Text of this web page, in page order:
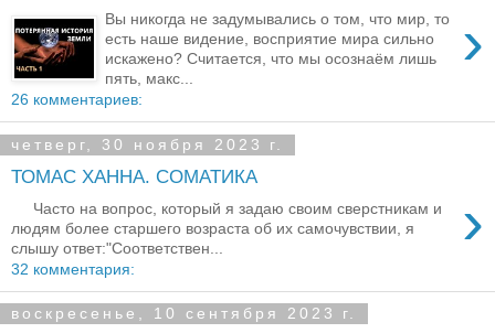
›
Вы никогда не задумывались о том, что мир, то
есть наше видение, восприятие мира сильно
искажено? Считается, что мы осознаём лишь
пять, макс...
26 комментариев:
четверг, 30 ноября 2023 г.
ТОМАС ХАННА. СОМАТИКА
›
Часто на вопрос, который я задаю своим сверстникам и
людям более старшего возраста об их самочувствии, я
слышу ответ:"Соответствен...
32 комментария:
воскресенье, 10 сентября 2023 г.